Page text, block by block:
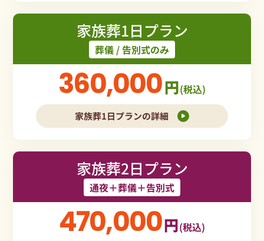
家族葬1日プラン
葬儀 / 告別式のみ
360,000円(税込)
家族葬1日プランの詳細
家族葬2日プラン
通夜＋葬儀＋告別式
470,000円(税込)